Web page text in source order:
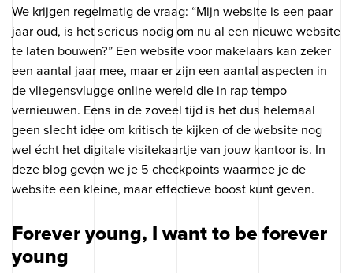
We krijgen regelmatig de vraag: “Mijn website is een paar
jaar oud, is het serieus nodig om nu al een nieuwe website
te laten bouwen?” Een website voor makelaars kan zeker
een aantal jaar mee, maar er zijn een aantal aspecten in
de vliegensvlugge online wereld die in rap tempo
vernieuwen. Eens in de zoveel tijd is het dus helemaal
geen slecht idee om kritisch te kijken of de website nog
wel écht het digitale visitekaartje van jouw kantoor is. In
deze blog geven we je 5 checkpoints waarmee je de
website een kleine, maar effectieve boost kunt geven.
Forever young, I want to be forever
young